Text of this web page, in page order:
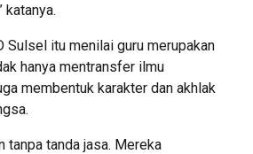
katanya.
Sulsel itu menilai guru merupakan
hanya mentransfer ilmu
membentuk karakter dan akhlak
tanpa tanda jasa. Mereka